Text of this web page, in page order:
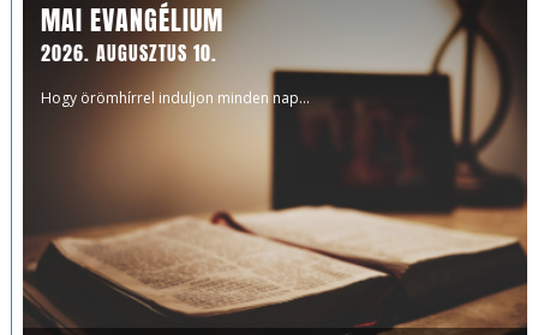
MAI EVANGÉLIUM
2026. AUGUSZTUS 10.
Hogy örömhírrel induljon minden nap...